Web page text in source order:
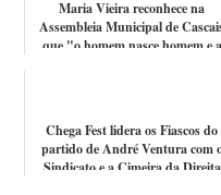
Maria Vieira reconhece na
Assembleia Municipal de
que "o homem nasce homem e a
Chega Fest lidera os Fiascos do
partido de André Ventura com
Sindicato e a Cimeira da Direita